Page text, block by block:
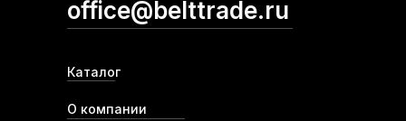
office@belttrade.ru
Каталог
О компании